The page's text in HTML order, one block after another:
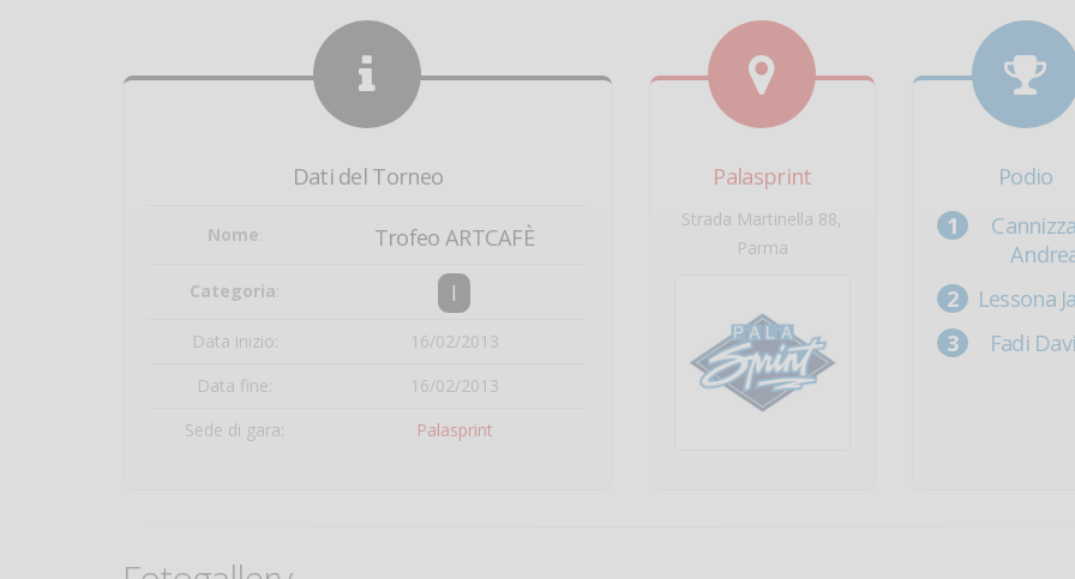
Dati del Torneo
Nome: Trofeo ARTCAFÈ
Categoria: I
Data inizio:
16/02/2013
Data fine:
16/02/2013
Sede di gara:
Palasprint
Palasprint
Strada Martinella 88,
Parma
Podio
Lessona
Fadi